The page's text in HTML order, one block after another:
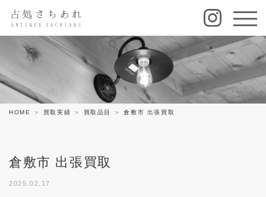
HOME 買取実績 買取品目 倉敷市 出張買取
倉敷市 出張買取
2025.02.17